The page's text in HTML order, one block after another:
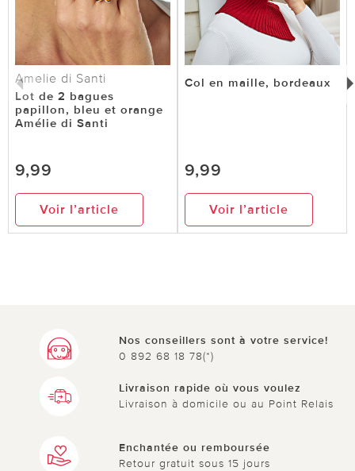
Amelie di Santi
Lot de 2 bagues
papillon, bleu et orange
Amélie di Santi
9,99
Voir l’article
Col en maille, bordeaux
9,99
Voir l’article
Nos conseillers sont à votre service!
0 892 68 18 78(*)
Livraison rapide où vous voulez
Livraison à domicile ou au Point Relais
Enchantée ou remboursée
Retour gratuit sous 15 jours